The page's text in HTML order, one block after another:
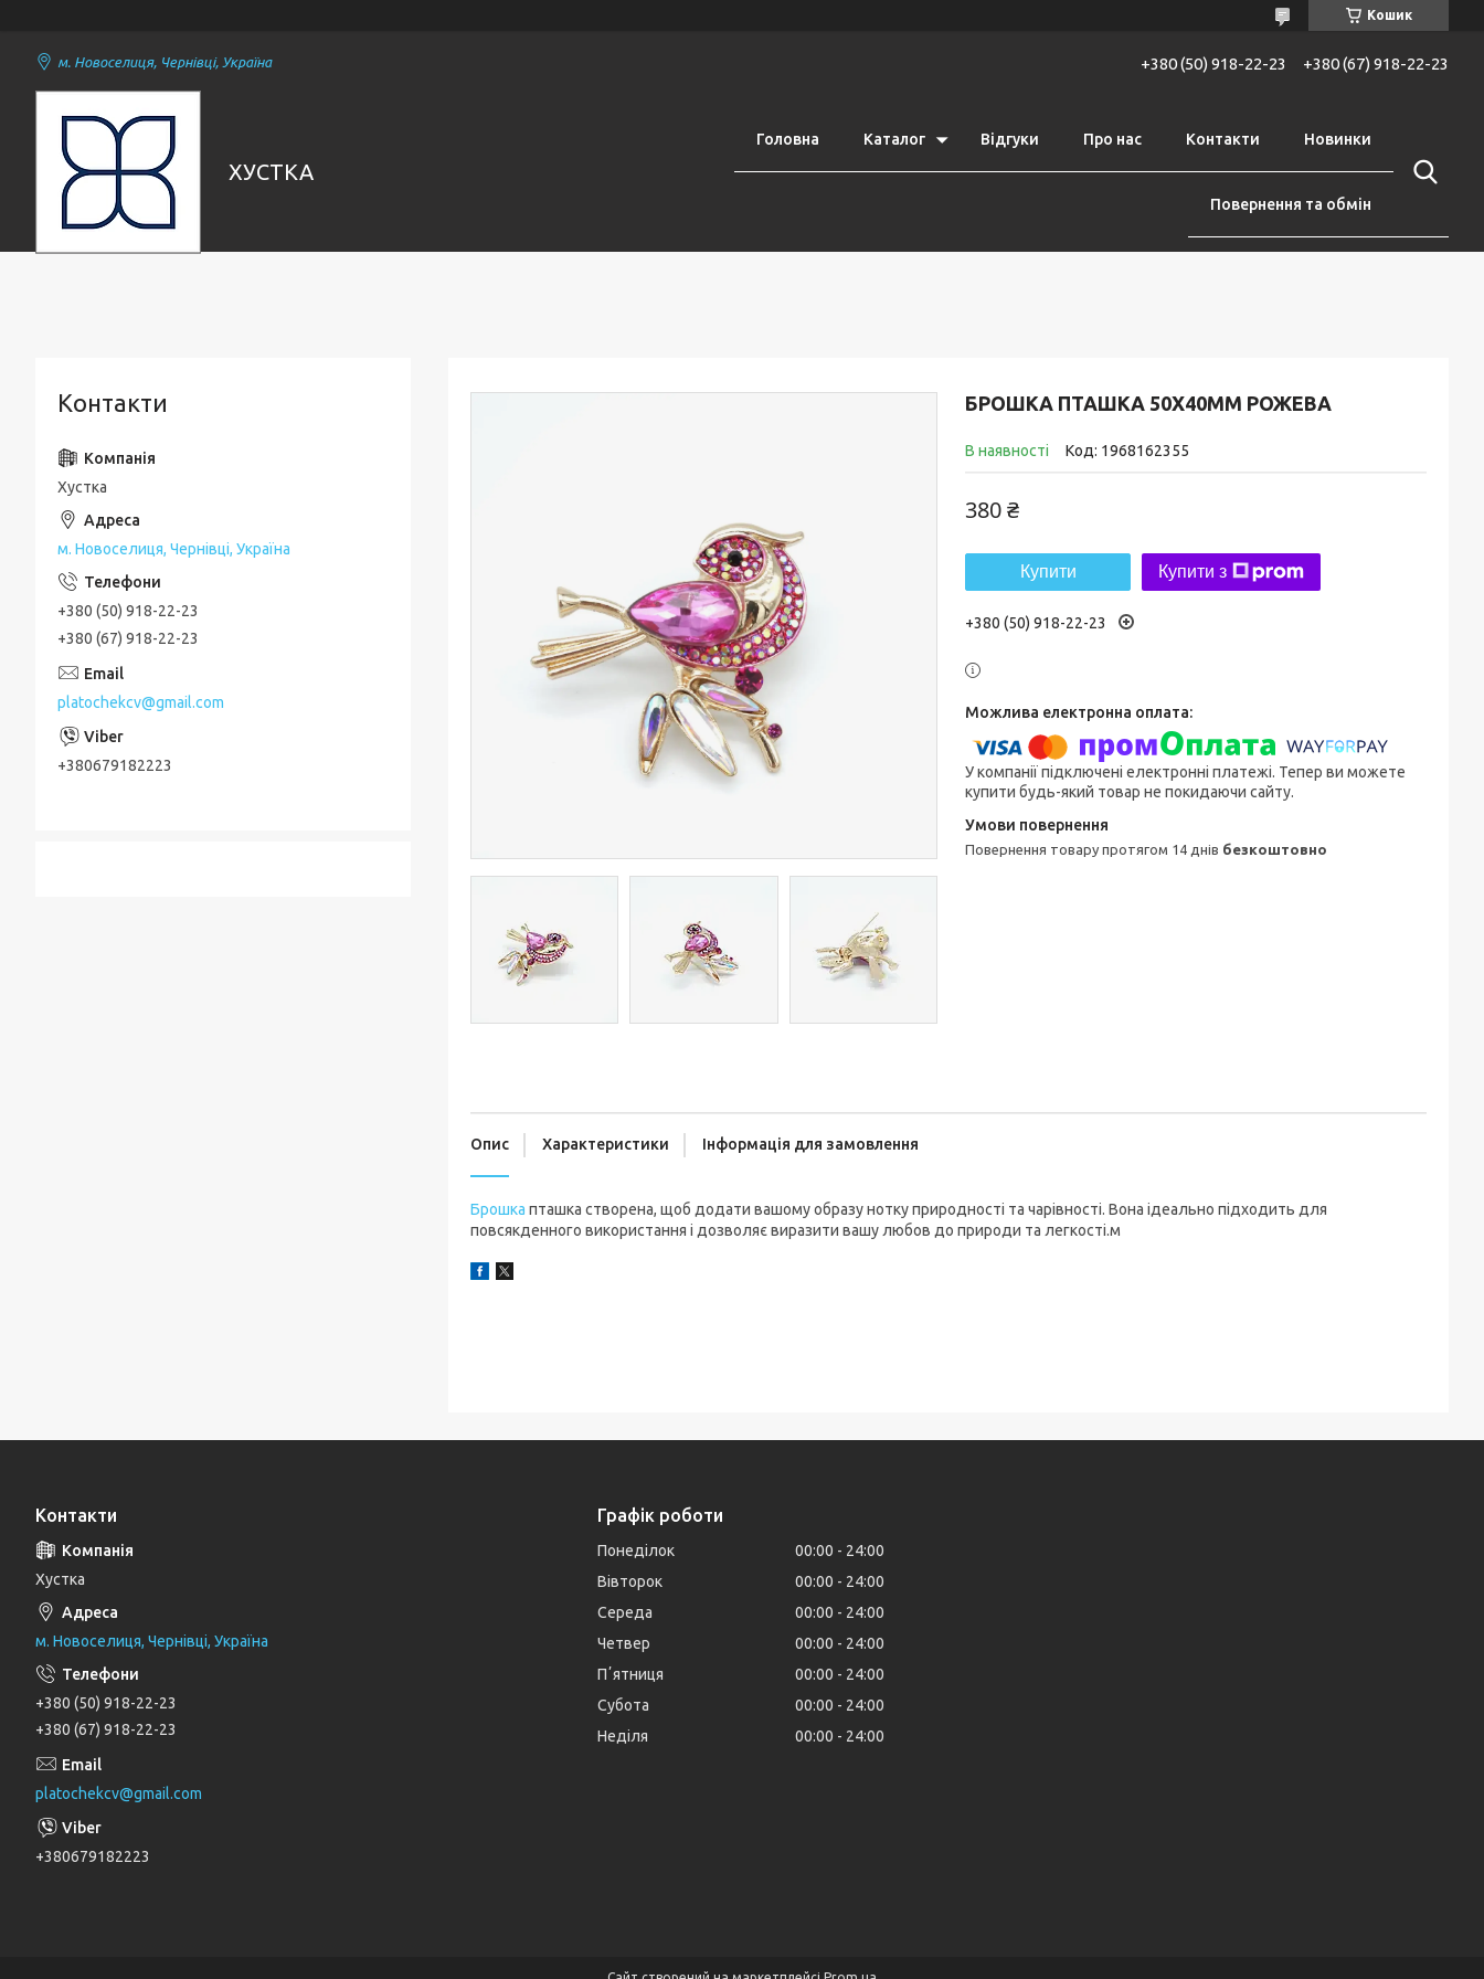
Кошик
м. Новоселиця, Чернівці, Україна +380 (50) 918-22-23 +380 (67) 918-22-23
ХУСТКА
Головна Каталог Відгуки Про нас Контакти Новинки
Повернення та обмін
БРОШКА ПТАШКА 50Х40ММ РОЖЕВА
В наявності Код: 1968162355
380 ₴
Купити Купити з
+380 (50) 918-22-23
У компанії підключені електронні платежі. Тепер ви можете
купити будь-який товар не покидаючи сайту.
повернення товару протягом 14 днів безкоштовно
Опис Характеристики Інформація для замовлення
Брошка пташка створена, щоб додати вашому образу нотку природності та чарівності. Вона ідеально підходить для
повсякденного використання і дозволяє виразити вашу любов до природи та легкості.м
Контакти
Хустка
м. Новоселиця, Чернівці, Україна
+380 (50) 918-22-23
+380 (67) 918-22-23
platochekcv@gmail.com
+380679182223
Контакти
Хустка
м. Новоселиця, Чернівці, Україна
+380 (50) 918-22-23
+380 (67) 918-22-23
platochekcv@gmail.com
+380679182223
Графік роботи
Понеділок 00:00
24:00
Вівторок
00:00
24:00
Середа
00:00
24:00
Четвер
00:00
24:00
Пʼятниця
00:00
24:00
Субота
00:00
24:00
Неділя
00:00 24:00